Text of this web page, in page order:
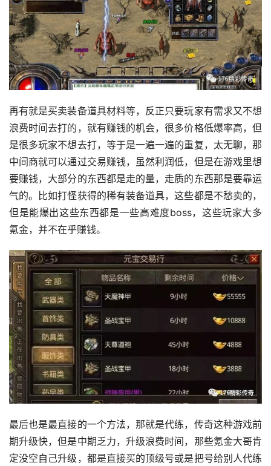
再有就是买卖装备道具材料等，反正只要玩家有需求又不想
浪费时间去打的，就有赚钱的机会，很多价格低爆率高，但
是很多玩家不想去打，等于是一遍一遍的重复，太无聊，那
中间商就可以通过交易赚钱，虽然利润低，但是在游戏里想
要赚钱，大部分的东西都是走的量，走质的东西那是要靠运
气的。比如打怪获得的稀有装备道具，这些都是不愁卖的，
但是能爆出这些东西都是一些高难度boss，这些玩家大多
氪金，并不在乎赚钱。
最后也是最直接的一个方法，那就是代练，传奇这种游戏前
期升级快，但是中期乏力，升级浪费时间，那些氪金大哥肯
定没空自己升级，都是直接买的顶级号或是把号给别人代练